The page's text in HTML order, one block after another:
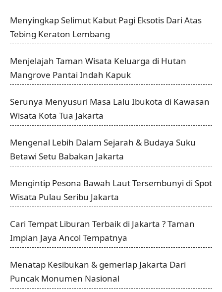
Menyingkap Selimut Kabut Pagi Eksotis Dari Atas
Tebing Keraton Lembang
Menjelajah Taman Wisata Keluarga di Hutan
Mangrove Pantai Indah Kapuk
Serunya Menyusuri Masa Lalu Ibukota di Kawasan
Wisata Kota Tua Jakarta
Mengenal Lebih Dalam Sejarah & Budaya Suku
Betawi Setu Babakan Jakarta
Mengintip Pesona Bawah Laut Tersembunyi di Spot
Wisata Pulau Seribu Jakarta
Cari Tempat Liburan Terbaik di Jakarta ? Taman
Impian Jaya Ancol Tempatnya
Menatap Kesibukan & gemerlap Jakarta Dari
Puncak Monumen Nasional